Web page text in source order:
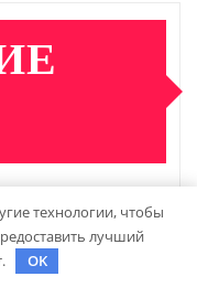
с ручным
технологии, чтобы
лучший
OK